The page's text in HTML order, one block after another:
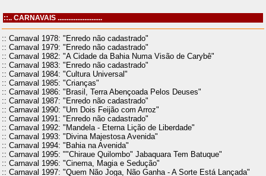
::.. CARNAVAIS .........................
:: Carnaval 1978: "Enredo não cadastrado"
:: Carnaval 1979: "Enredo não cadastrado"
:: Carnaval 1982: "A Cidade da Bahia Numa Visão de Carybê"
:: Carnaval 1983: "Enredo não cadastrado"
:: Carnaval 1984: "Cultura Universal"
:: Carnaval 1985: "Crianças"
:: Carnaval 1986: "Brasil, Terra Abençoada Pelos Deuses"
:: Carnaval 1987: "Enredo não cadastrado"
:: Carnaval 1990: "Um Dois Feijão com Arroz"
:: Carnaval 1991: "Enredo não cadastrado"
:: Carnaval 1992: "Mandela - Eterna Lição de Liberdade"
:: Carnaval 1993: "Divina Majestosa Avenida"
:: Carnaval 1994: "Bahia na Avenida"
:: Carnaval 1995: ""Chiraue Quilombo" Jabaquara Tem Batuque"
:: Carnaval 1996: "Cinema, Magia e Sedução"
:: Carnaval 1997: "Quem Não Joga, Não Ganha - A Sorte Está Lançada"